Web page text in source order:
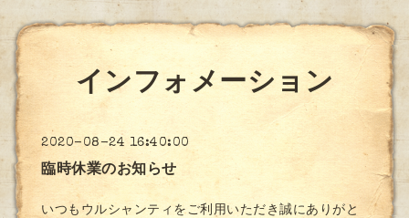
インフォメーション
2020-08-24 16:40:00
臨時休業のお知らせ
いつもウルシャンティをご利用いただき誠にありがと